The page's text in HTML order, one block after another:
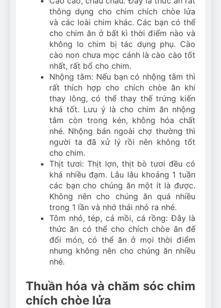
thông dụng cho chim chích chòe lửa
và các loài chim khác. Các bạn có thể
cho chim ăn ở bất kì thời điểm nào và
không lo chim bị tác dụng phụ. Cào
cào non chưa mọc cánh là cào cào tốt
nhất, rất bổ cho chim.
Nhộng tằm: Nếu bạn có nhộng tằm thì
rất thích hợp cho chích chòe ăn khi
thay lông, có thể thay thế trứng kiến
khá tốt. Lưu ý là cho chim ăn nhộng
tằm còn trong kén, không hóa chất
nhé. Nhộng bán ngoài chợ thường thì
người ta đã xử lý rồi nên không tốt
cho chim.
Thịt tươi: Thịt lợn, thịt bò tươi đều có
khá nhiều đạm. Lâu lâu khoảng 1 tuần
các bạn cho chúng ăn một ít là được.
Không nên cho chúng ăn quá nhiều
trong 1 lần và nhớ thái nhỏ ra nhé.
Tôm nhỏ, tép, cá mồi, cá rồng: Đây là
thức ăn có thể cho chích chòe ăn để
đổi món, có thể ăn ở mọi thời điểm
nhưng không nên cho chúng ăn nhiều
nhé.
Thuần hóa và chăm sóc chim
chích chòe lửa